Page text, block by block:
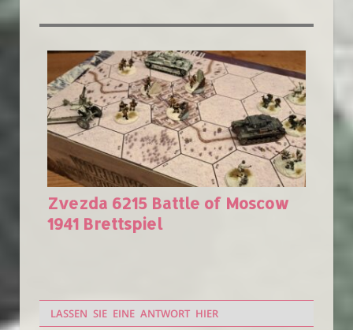
Zvezda 6215 Battle of Moscow
1941 Brettspiel
LASSEN SIE EINE ANTWORT HIER